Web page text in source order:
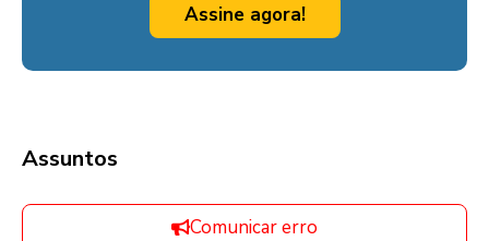
Assine agora!
Assuntos
Comunicar erro